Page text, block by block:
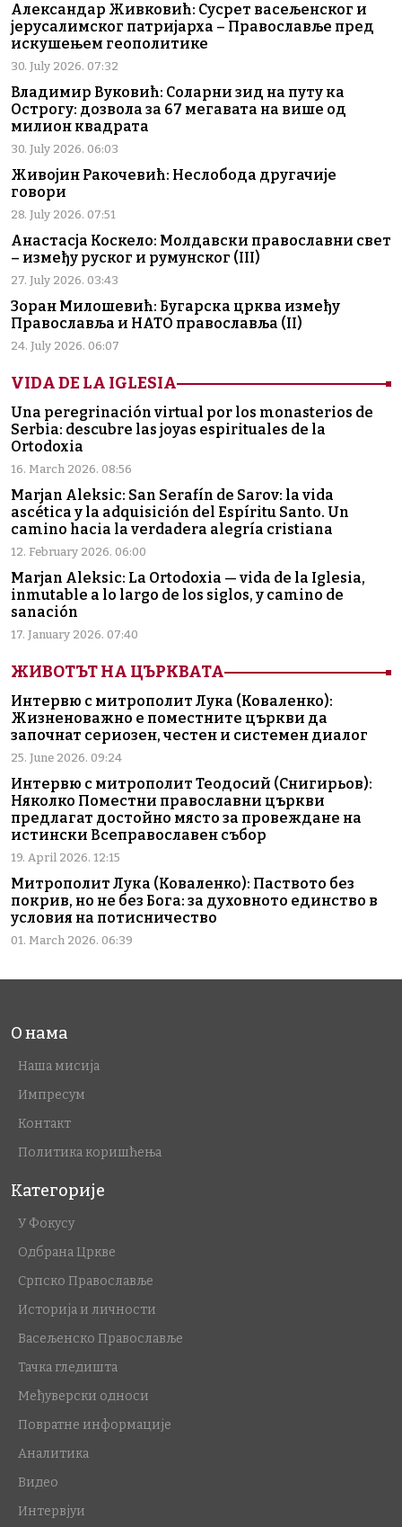
Александар Живковић: Сусрет васељенског и
јерусалимског патријарха – Православље пред
искушењем геополитике
30. July 2026. 07:32
Владимир Вуковић: Соларни зид на путу ка
Острогу: дозвола за 67 мегавата на више од
милион квадрата
30. July 2026. 06:03
Живојин Ракочевић: Неслобода другачије
говори
28. July 2026. 07:51
Анастасја Коскело: Молдавски православни свет
– између руског и румунског (III)
27. July 2026. 03:43
Зоран Милошевић: Бугарска црква између
Православља и НАТО православља (II)
24. July 2026. 06:07
VIDA DE LA IGLESIA
Una peregrinación virtual por los monasterios de
Serbia: descubre las joyas espirituales de la
Ortodoxia
16. March 2026. 08:56
Marjan Aleksic: San Serafín de Sarov: la vida
ascética y la adquisición del Espíritu Santo. Un
camino hacia la verdadera alegría cristiana
12. February 2026. 06:00
Marjan Aleksic: La Ortodoxia — vida de la Iglesia,
inmutable a lo largo de los siglos, y camino de
sanación
17. January 2026. 07:40
ЖИВОТЪТ НА ЦЪРКВАТА
Интервю с митрополит Лука (Коваленко):
Жизненоважно е поместните църкви да
започнат сериозен, честен и системен диалог
25. June 2026. 09:24
Интервю с митрополит Теодосий (Снигирьов):
Няколко Поместни православни църкви
предлагат достойно място за провеждане на
истински Всеправославен събор
19. April 2026. 12:15
Митрополит Лука (Коваленко): Паството без
покрив, но не без Бога: за духовното единство в
условия на потисничество
01. March 2026. 06:39
О нама
Наша мисија
Импресум
Контакт
Политика коришћења
Категорије
У Фокусу
Одбрана Цркве
Српско Православље
Историја и личности
Васељенско Православље
Тачка гледишта
Међуверски односи
Повратне информације
Аналитика
Видео
Интервјуи